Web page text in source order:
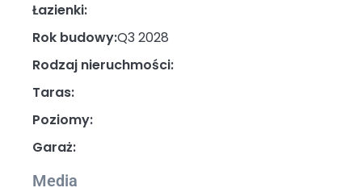
Łazienki:
Rok budowy:Q3 2028
Rodzaj nieruchmości:
Taras:
Poziomy:
Garaż:
Media